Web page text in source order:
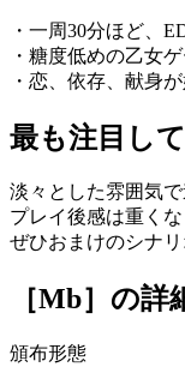
・一周30分ほど、
・糖度低めの乙女
・恋、依存、献身
最も注目し
淡々とした雰囲気
プレイ後感は重く
ぜひおまけのシナリ
［Mb］ の詳
頒布形態